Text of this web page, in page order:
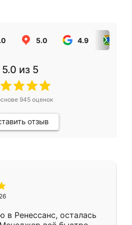
5.0 4.9
5.0 из 5
945оценок
отзыв
в Ренессанс, осталась